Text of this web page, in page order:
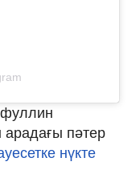
пәтер
нүкте